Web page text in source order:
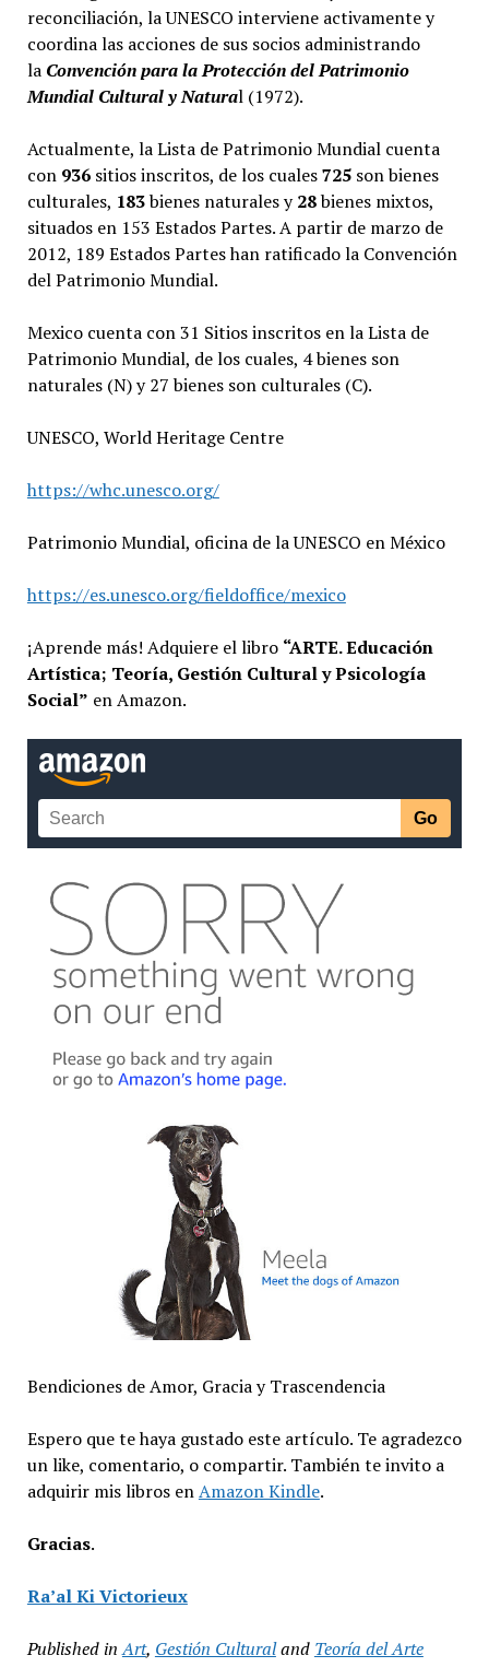
reconciliación, la UNESCO interviene activamente y
coordina las acciones de sus socios administrando
la Convención para la Protección del Patrimonio
Mundial Cultural y Natural (1972).
Actualmente, la Lista de Patrimonio Mundial cuenta
con 936 sitios inscritos, de los cuales725son bienes
culturales, 183bienes naturales y28bienes mixtos,
situados en 153 Estados Partes. A partir de marzo de
2012, 189 Estados Partes han ratificado la Convención
del Patrimonio Mundial.
Mexico cuenta con 31 Sitios inscritos en la Lista de
Patrimonio Mundial, de los cuales, 4 bienes son
naturales (N) y 27 bienes son culturales (C).
UNESCO, World Heritage Centre
https://whc.unesco.org/
Patrimonio Mundial, oficina de la UNESCO en México
https://es.unesco.org/fieldoffice/mexico
¡Aprende más! Adquiere el libro “ARTE. Educación
Artística; Teoría, Gestión Cultural y Psicología
Social” en Amazon.
Bendiciones de Amor, Gracia y Trascendencia
Espero que te haya gustado este artículo. Te agradezco
un like, comentario, o compartir. También te invito a
adquirir mis libros enAmazon Kindle.
Gracias.
Ra’al Ki Victorieux
Published in Art, Gestión Culturaland Teoría del Arte